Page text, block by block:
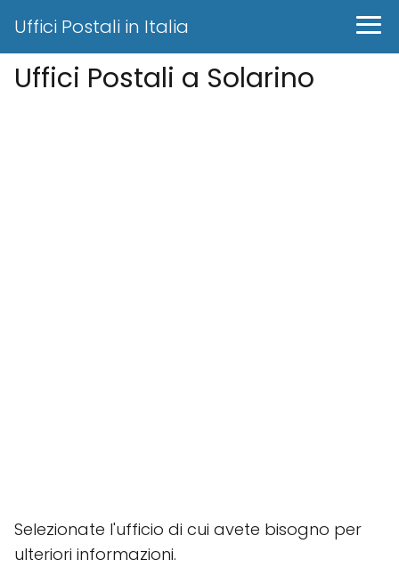
Uffici Postali in Italia
Uffici Postali a Solarino
Selezionate l'ufficio di cui avete bisogno per
ulteriori informazioni.